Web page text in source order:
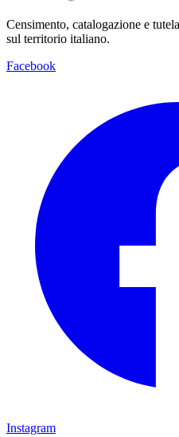
Censimento, catalogazione e
sul territorio italiano.
Facebook
Instagram